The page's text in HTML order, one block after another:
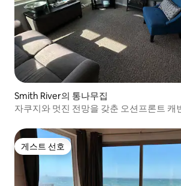
Smith River의 통나무집
자쿠지와 멋진 전망을 갖춘 오션프론트 캐
게스트 선호
게스트 선호